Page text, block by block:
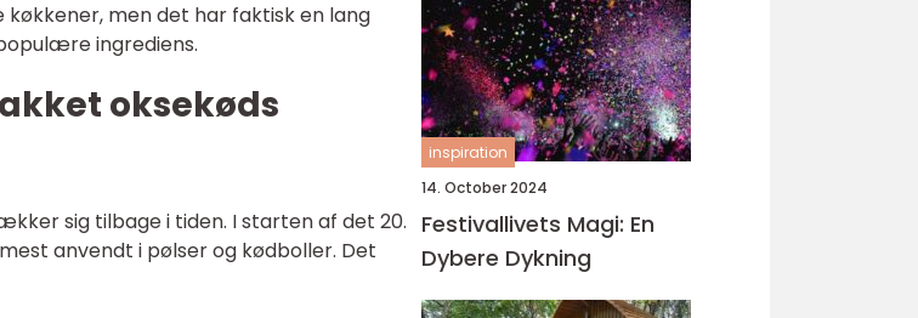
men det har faktisk en lang
ingrediens.
oksekøds
sig tilbage i tiden. I starten af det 20.
anvendt i pølser og kødboller. Det
inspiration
14. October 2024
Festivallivets Magi: En
Dybere Dykning